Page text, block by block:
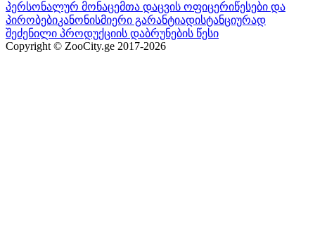
პერსონალურ მონაცემთა დაცვის ოფიცერიწესები და
პირობებიკანონისმიერი გარანტიადისტანციურად
შეძენილი პროდუქციის დაბრუნების წესი
Copyright © ZooCity.ge 2017-2026